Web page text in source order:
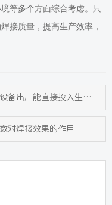
等多个方面综合考虑。只
接质量，提高生产效率，
上一篇 : 锂电池激光焊接机厂家生产的设备出厂能直接投入生产吗？
对焊接效果的作用